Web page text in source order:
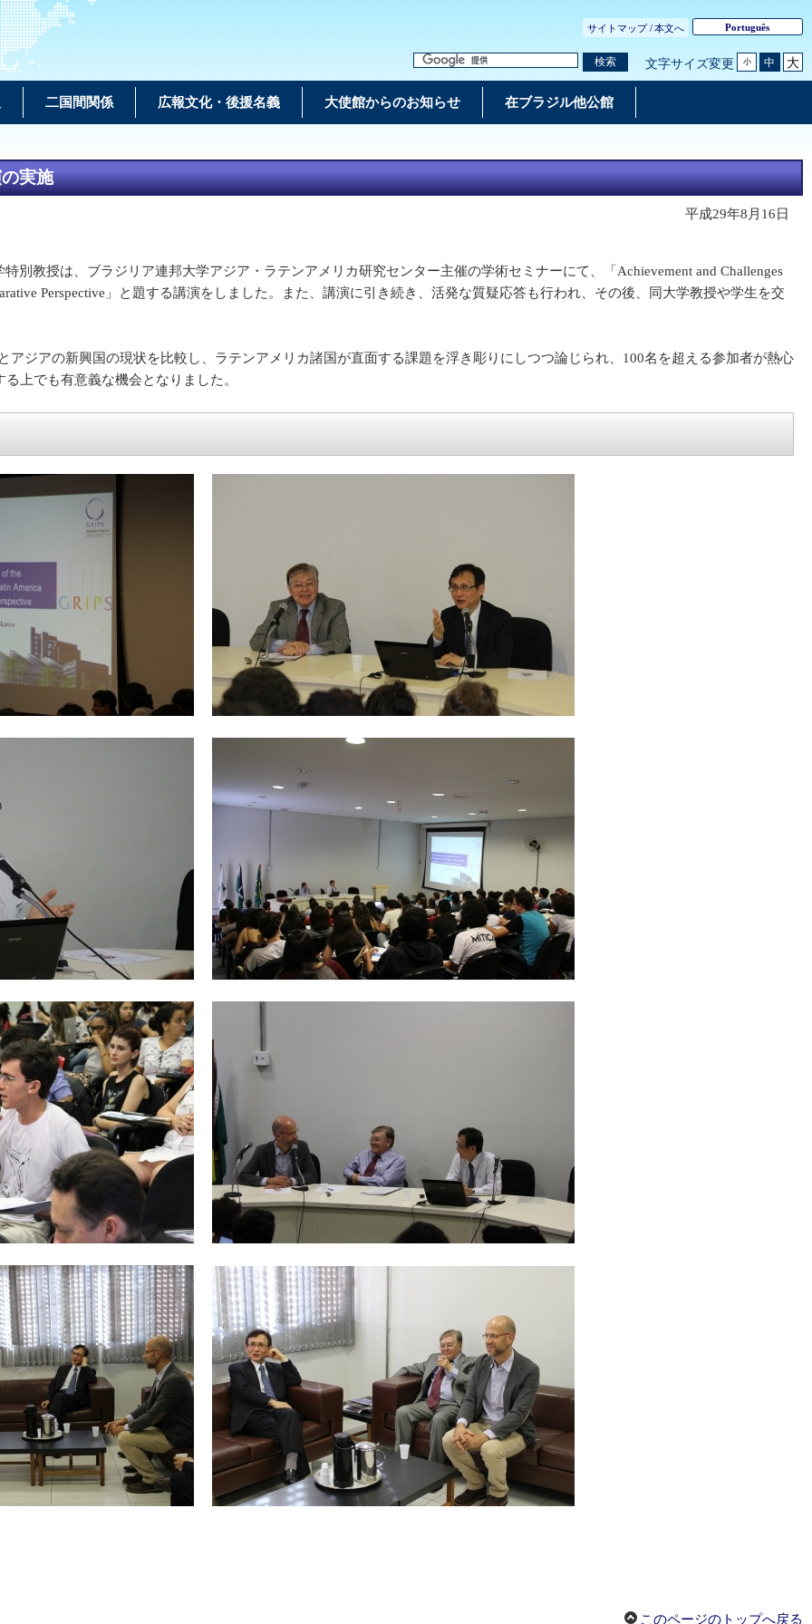
サイトマップ /本文へ Português
検索 文字サイズ変更 小 中 大
二国間関係 広報文化・後援名義 大使館からのお知らせ 在ブラジル他公館
実施
平成29年8月16日
教授は、ブラジリア連邦大学アジア・ラテンアメリカ研究センター主催の学術セミナーにて、「Achievement and Challenges
Perspective」と題する講演をしました。また、講演に引き続き、活発な質疑応答も行われ、その後、同大学教授や学生を交
ジアの新興国の現状を比較し、ラテンアメリカ諸国が直面する課題を浮き彫りにしつつ論じられ、100名を超える参加者が熱心
上でも有意義な機会となりました。
このページのトップへ戻る